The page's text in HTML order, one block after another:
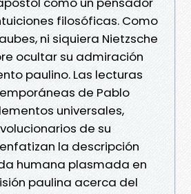
filosóficas. Como
ni siquiera Nietzsche
ocultar su admiración
paulino. Las lecturas
de Pablo
universales,
de su
la descripción
humana plasmada en
paulina acerca del